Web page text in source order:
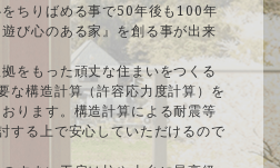
ちりばめる事で50年後も100年
び心のある家』を創る事が出来
をもった頑丈な住まいをつくる
構造計算（許容応力度計算）を
ります。構造計算による耐震等
する上で安心していただけるので